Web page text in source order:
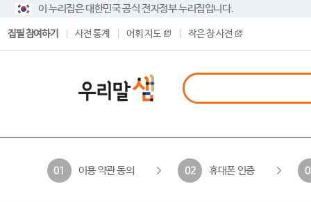
이 누리집은 대한민국 공식 전자정부 누리집입니다.
집필 참여하기 사전 통계 어휘 지도 작은 창 사전
01 이용 약관 동의 02 휴대폰 인증